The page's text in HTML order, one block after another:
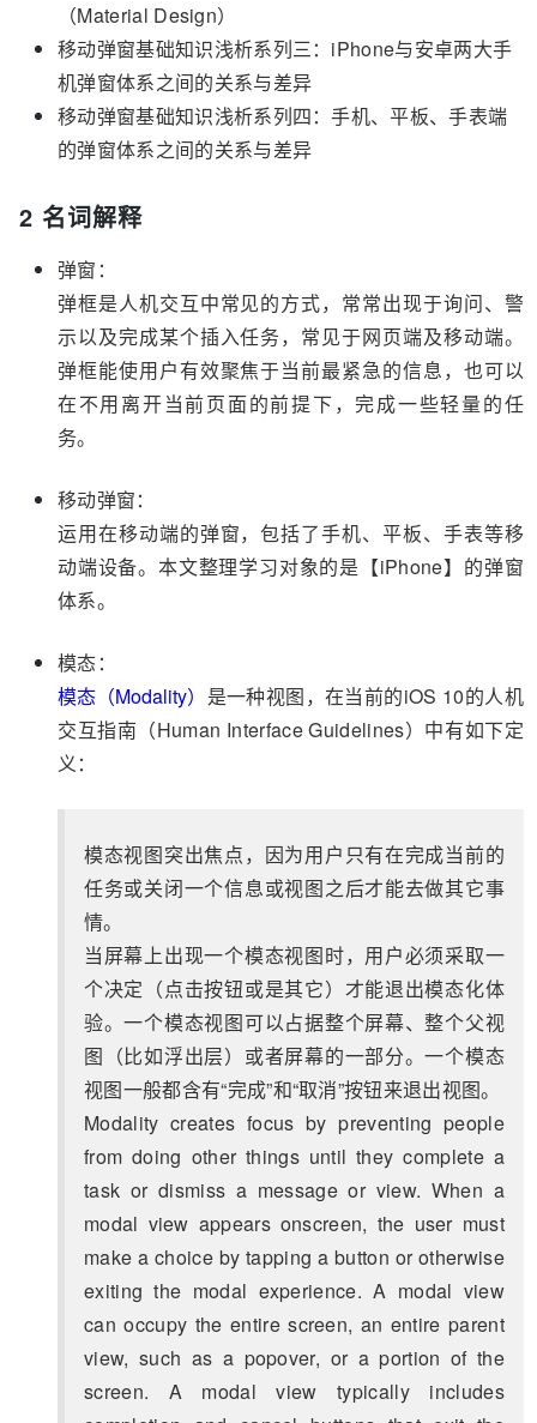
（Material Design）
移动弹窗基础知识浅析系列三：iPhone与安卓两大手
机弹窗体系之间的关系与差异
移动弹窗基础知识浅析系列四：手机、平板、手表端
的弹窗体系之间的关系与差异
2 名词解释
弹窗：
弹框是人机交互中常见的方式，常常出现于询问、警
示以及完成某个插入任务，常见于网页端及移动端。
弹框能使用户有效聚焦于当前最紧急的信息，也可以
在不用离开当前页面的前提下，完成一些轻量的任
务。
移动弹窗：
运用在移动端的弹窗，包括了手机、平板、手表等移
动端设备。本文整理学习对象的是【iPhone】的弹窗
体系。
模态：
模态（Modality） 是一种视图，在当前的iOS 10的人机
交互指南（Human Interface Guidelines）中有如下定
义：
模态视图突出焦点，因为用户只有在完成当前的
任务或关闭一个信息或视图之后才能去做其它事
情。
当屏幕上出现一个模态视图时，用户必须采取一
个决定（点击按钮或是其它）才能退出模态化体
验。一个模态视图可以占据整个屏幕、整个父视
图（比如浮出层）或者屏幕的一部分。一个模态
视图一般都含有“完成”和“取消”按钮来退出视图。
Modality creates focus by preventing people
from doing other things until they complete a
task or dismiss a message or view. When a
modal view appears onscreen, the user must
make a choice by tapping a button or otherwise
exiting the modal experience. A modal view
can occupy the entire screen, an entire parent
view, such as a popover, or a portion of the
screen. A modal view typically includes